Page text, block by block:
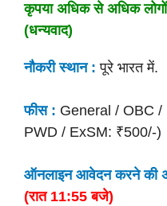
कृपया अधिक से अधिक
(धन्यवाद)
नौकरी स्थान : पूरे भारत में.
फीस : General / OBC
PWD / ExSM: ₹500/-)
ऑनलाइन आवेदन करने की
(रात 11:55 बजे)